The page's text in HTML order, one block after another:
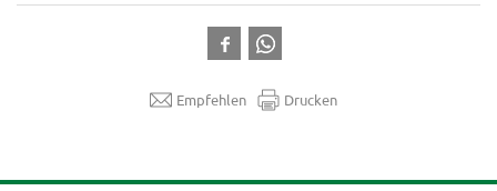
Empfehlen Drucken